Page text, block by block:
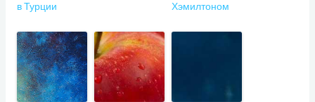
в Турции
Хэмилтоном